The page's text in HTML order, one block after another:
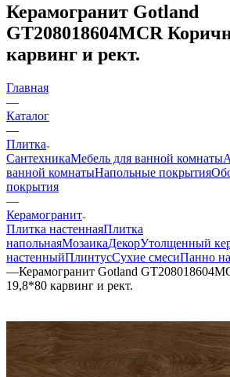
Керамогранит Gotland
GT208018604MСR
карвинг и рект.
Главная
—
Каталог
—
Плитка
СантехникаМебель для ванной комнаты
ванной комнатыНапольные покрытия
покрытия
—
Керамогранит
Плитка настеннаяПлитка
напольнаяМозаикаДекорУтолщенный
настенныйПлинтусСухие смесиПанно
—Керамогранит Gotland
19,8*80 карвинг и рект.